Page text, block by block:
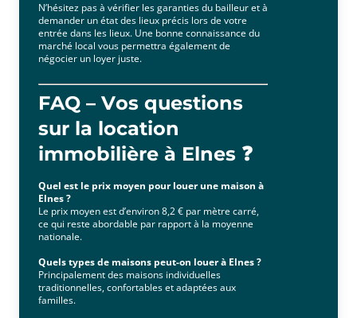
N’hésitez pas à vérifier les garanties du bailleur et à
demander un état des lieux précis lors de votre
entrée dans les lieux. Une bonne connaissance du
marché local vous permettra également de
négocier un loyer juste.
FAQ – Vos questions
sur la location
immobilière à Elnes ❓
Quel est le prix moyen pour louer une maison à
Elnes ?
Le prix moyen est d’environ 8,2 € par mètre carré,
ce qui reste abordable par rapport à la moyenne
nationale.
Quels types de maisons peut-on louer à Elnes ?
Principalement des maisons individuelles
traditionnelles, confortables et adaptées aux
familles.